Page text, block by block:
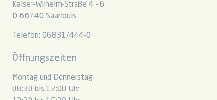
Kaiser-Wilhelm-Straße 4 - 6
D-66740 Saarlouis
Telefon: 06831/444-0
Öffnungszeiten
Montag und Donnerstag
08:30 bis 12:00 Uhr